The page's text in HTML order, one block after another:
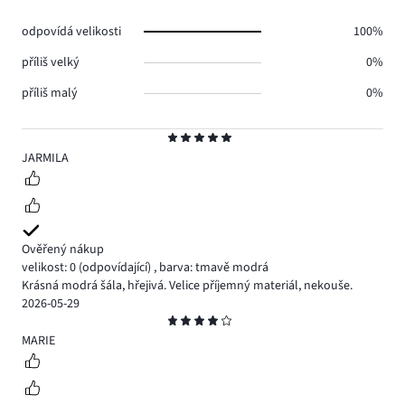
5
JARMILA
Ověřený nákup
velikost: 0 (odpovídající) , barva: tmavě modrá
Krásná modrá šála, hřejivá. Velice příjemný materiál, nekouše.
2026-05-29
4
MARIE
odpovídá velikosti
100%
příliš velký
0%
příliš malý
0%